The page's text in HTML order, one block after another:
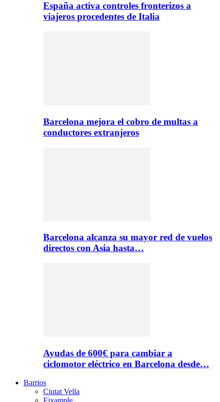
España activa controles fronterizos a
viajeros procedentes de Italia
Barcelona mejora el cobro de multas a
conductores extranjeros
Barcelona alcanza su mayor red de vuelos
directos con Asia hasta…
Ayudas de 600€ para cambiar a
ciclomotor eléctrico en Barcelona desde…
Barrios
Ciutat Vella